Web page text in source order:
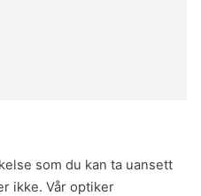
som du kan ta uansett
ikke. Vår optiker